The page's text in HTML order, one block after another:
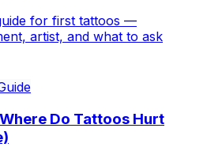
for first tattoos —
artist, and what to ask
Do Tattoos Hurt